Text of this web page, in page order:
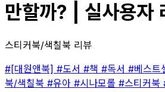
만할까? | 실사용자
스티커북/색칠북 리뷰
#[대원앤북] #도서 #책 #독서 #베스트
북/색칠북 #유아 #시나모롤 #스티커북